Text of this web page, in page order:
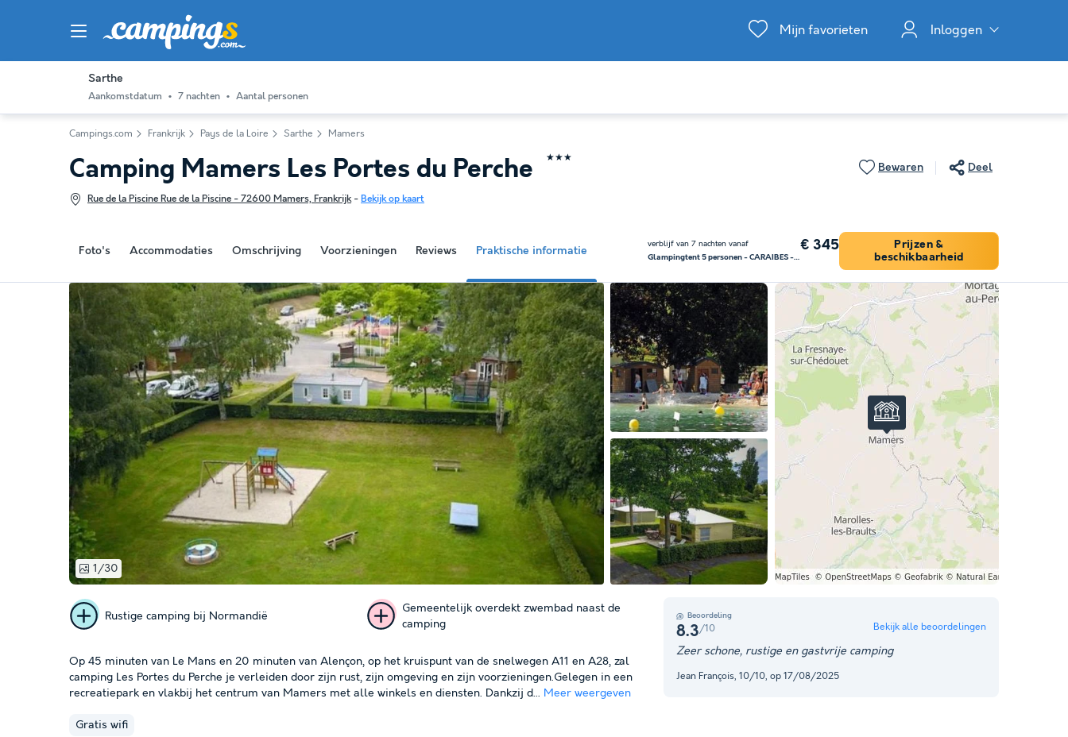
Mijn favorieten Inloggen
Sarthe
Aankomstdatum 7 nachten Aantal personen
Campings.com Frankrijk Pays de la Loire Sarthe Mamers
Foto's Accommodaties Omschrijving Voorzieningen Reviews Praktische informatie
verblijf van 7 nachten vanaf
Glampingtent 5 personen - CARAIBES - 2 slaapkamers
€ 345
Prijzen &
beschikbaarheid
Camping Mamers Les Portes du Perche ★★★
Bewaren Deel
Rue de la Piscine Rue de la Piscine - 72600 Mamers, Frankrijk- Bekijk op kaart
foto's
1/30
Beoordeling
8.3/10 Bekijk alle beoordelingen
Zeer schone, rustige en gastvrije camping
Jean François, 10/10, op 17/08/2025
Rustige camping bij Normandië
Gemeentelijk overdekt zwembad naast de
camping
Op 45 minuten van Le Mans en 20 minuten van Alençon, op het kruispunt van de snelwegen A11 en A28, zal
camping Les Portes du Perche je verleiden door zijn rust, zijn omgeving en zijn voorzieningen.Gelegen in een
recreatiepark en vlakbij het centrum van Mamers met alle winkels en diensten. Dankzij d... Meer weergeven
Gratis wifi